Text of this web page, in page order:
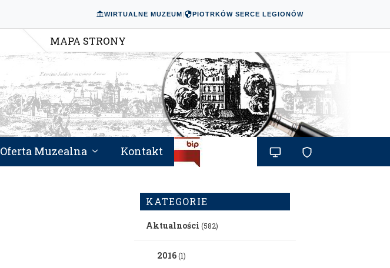
WIRTUALNE MUZEUM| PIOTRKÓW SERCE LEGIONÓW
MAPA STRONY
Oferta Muzealna Kontakt
KATEGORIE
Aktualności (582)
2016(1)